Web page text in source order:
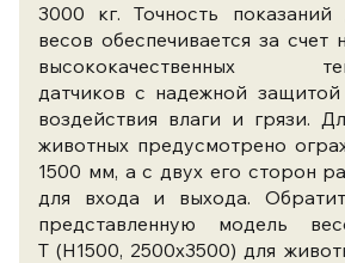
3000 кг. Точность
весов обеспечивается за счет
высококачественных
датчиков с надежной защитой
воздействия влаги и грязи.
животных предусмотрено
1500 мм, а с двух его сторон
для входа и выхода.
представленную модель
Т (Н1500, 2500x3500) для